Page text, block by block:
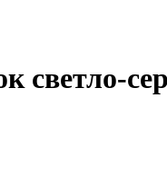
светло-